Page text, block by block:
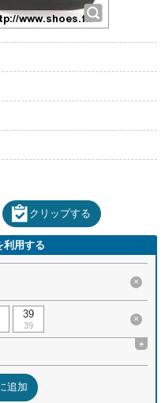
クリップする
利用する
×
39
39
×
+
追加